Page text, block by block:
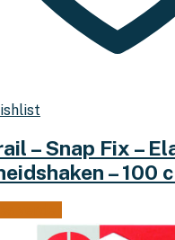
– Snap Fix –
– 100